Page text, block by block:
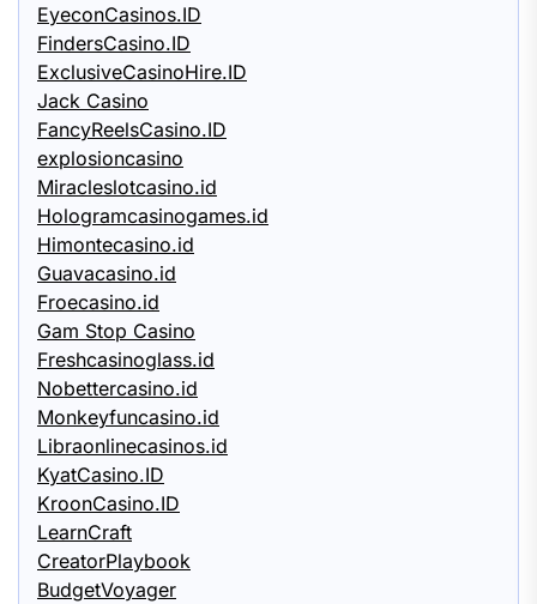
EyeconCasinos.ID
FindersCasino.ID
ExclusiveCasinoHire.ID
Jack Casino
FancyReelsCasino.ID
explosioncasino
Miracleslotcasino.id
Hologramcasinogames.id
Himontecasino.id
Guavacasino.id
Froecasino.id
Gam Stop Casino
Freshcasinoglass.id
Nobettercasino.id
Monkeyfuncasino.id
Libraonlinecasinos.id
KyatCasino.ID
KroonCasino.ID
LearnCraft
CreatorPlaybook
BudgetVoyager